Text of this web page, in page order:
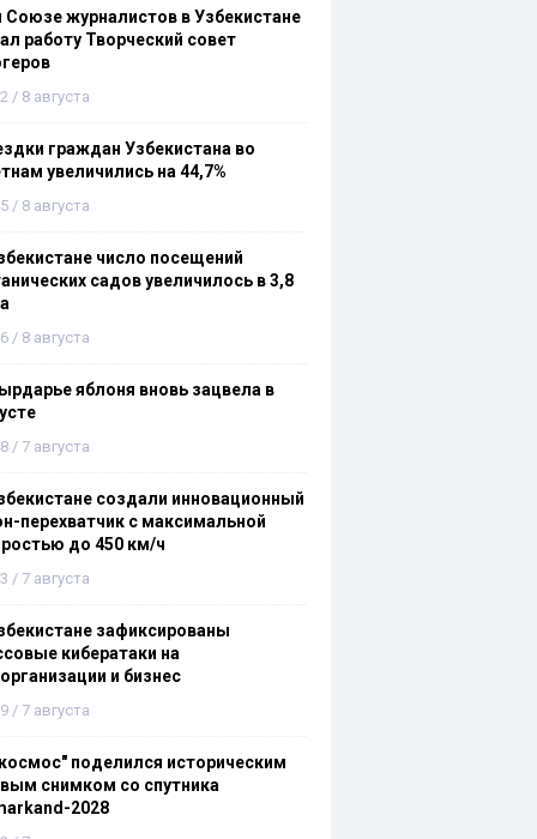
Союзе журналистов в Узбекистане
работу Творческий совет
/ 8 августа
граждан Узбекистана во
увеличились на 44,7%
/ 8 августа
число посещений
садов увеличилось в 3,8
/ 8 августа
яблоня вновь зацвела в
/ 7 августа
создали инновационный
перехватчик с максимальной
до 450 км/ч
/ 7 августа
зафиксированы
кибератаки на
и бизнес
/ 7 августа
поделился историческим
снимком со спутника
2028